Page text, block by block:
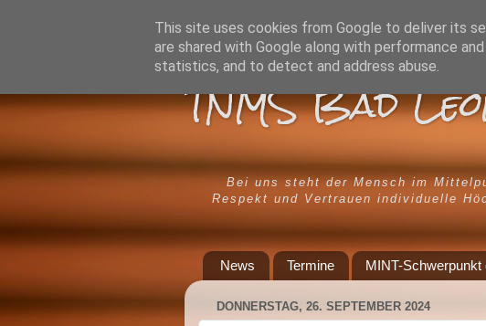
TNMS Bad
Bei uns steht der Mensch im
Respekt und Vertrauen individuelle
News Termine MINT-Schwerpunkt
DONNERSTAG, 26. SEPTEMBER 2024
This site uses cookies from Google to deliver its
are shared with Google along with performance
statistics, and to detect and address abuse.